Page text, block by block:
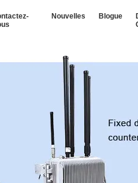
Nouvelles Blogue